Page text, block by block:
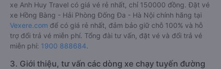
xe Anh Huy Travel có giá vé rẻ nhất, chỉ 150000 đồng. Đặt vé
xe Hồng Bàng - Hải Phòng Đống Đa - Hà Nội chính hãng tại
Vexere.com để có giá rẻ nhất, đảm bảo giữ chỗ 100% và hỗ
trợ đổi trả vé miễn phí. Tổng đài tư vấn, đặt vé và đổi trả vé
miễn phí: 1900 888684.
3. Giới thiệu, tư vấn các dòng xe chạy tuyến đường